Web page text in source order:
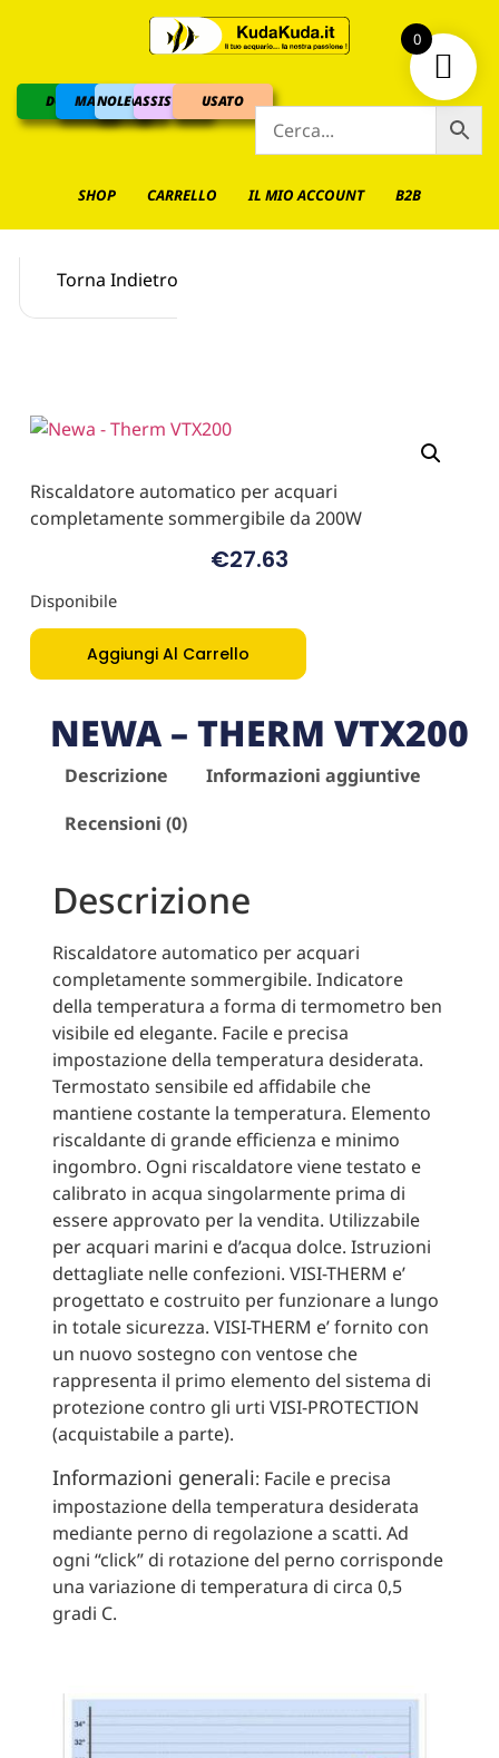
DOLCEMARINO
NOLEGGIOASSISTENZAUSATO
SHOP CARRELLO IL MIO ACCOUNT B2B
Torna Indietro
Riscaldatore automatico per acquari
completamente sommergibile da 200W
€27.63
Disponibile
Aggiungi Al Carrello
NEWA – THERM VTX200
Descrizione
Informazioni aggiuntive
Recensioni (0)
Descrizione
Riscaldatore automatico per acquari
completamente sommergibile. Indicatore
della temperatura a forma di termometro ben
visibile ed elegante. Facile e precisa
impostazione della temperatura desiderata.
Termostato sensibile ed affidabile che
mantiene costante la temperatura. Elemento
riscaldante di grande efficienza e minimo
ingombro. Ogni riscaldatore viene testato e
calibrato in acqua singolarmente prima di
essere approvato per la vendita. Utilizzabile
per acquari marini e d’acqua dolce. Istruzioni
dettagliate nelle confezioni. VISI-THERM e’
progettato e costruito per funzionare a lungo
in totale sicurezza. VISI-THERM e’ fornito con
un nuovo sostegno con ventose che
rappresenta il primo elemento del sistema di
protezione contro gli urti VISI-PROTECTION
(acquistabile a parte).
Informazioni generali: Facile e precisa
impostazione della temperatura desiderata
mediante perno di regolazione a scatti. Ad
ogni “click” di rotazione del perno corrisponde
una variazione di temperatura di circa 0,5
gradi C.
0